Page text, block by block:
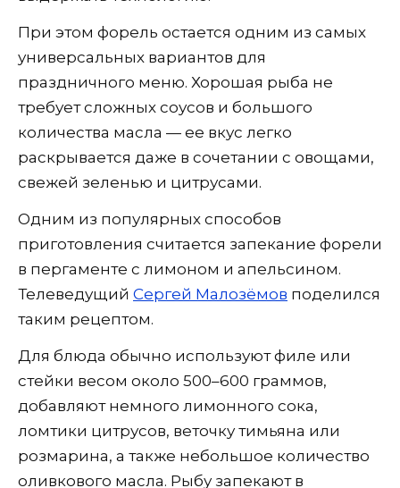
При этом форель остается одним из самых
универсальных вариантов для
праздничного меню. Хорошая рыба не
требует сложных соусов и большого
количества масла — ее вкус легко
раскрывается даже в сочетании с овощами,
свежей зеленью и цитрусами.
Одним из популярных способов
приготовления считается запекание форели
в пергаменте с лимоном и апельсином.
Телеведущий Сергей Малозёмов поделился
таким рецептом.
Для блюда обычно используют филе или
стейки весом около 500–600 граммов,
добавляют немного лимонного сока,
ломтики цитрусов, веточку тимьяна или
розмарина, а также небольшое количество
оливкового масла. Рыбу запекают в